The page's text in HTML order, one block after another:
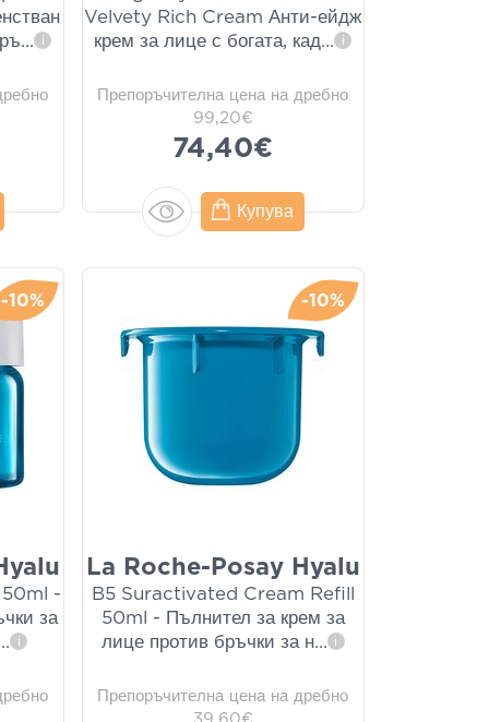
... i
Velvety Rich Cream Анти-ейдж
крем за лице с богата, кад... i
Препоръчителна цена на дребно
99,20€
74,40€
Купува
-10%
-
за
i
-10%
La Roche-Posay Hyalu
B5 Suractivated Cream Refill
50ml - Пълнител за крем за
лице против бръчки за н... i
Препоръчителна цена на дребно